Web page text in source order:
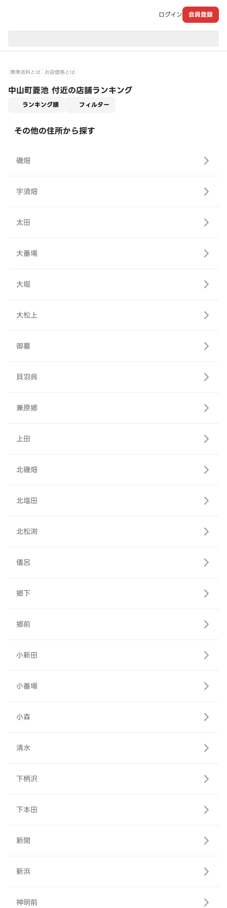
ログイン 会員登録
標準送料とは お店価格とは
中山町菱池 付近の店舗ランキング
ランキング順 フィルター
その他の住所から探す
磯畑
宇須畑
太田
大番場
大堀
大松上
御墓
貝羽呉
兼原郷
上田
北磯畑
北塩田
北松渕
儀呂
郷下
郷前
小新田
小番場
小森
清水
下柄沢
下本田
新開
新浜
神明前